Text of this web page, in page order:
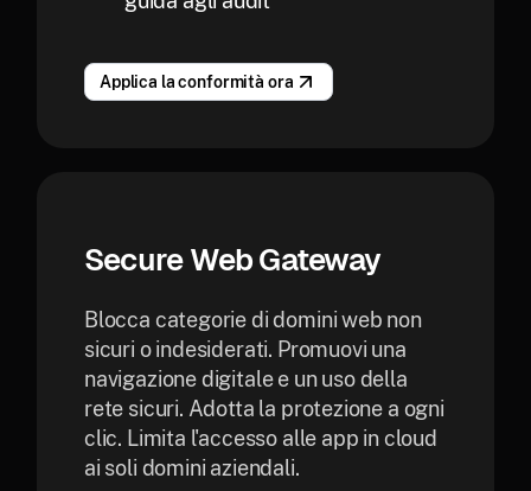
Applica la conformità ora
Secure Web Gateway
Blocca categorie di domini web non
sicuri o indesiderati. Promuovi una
navigazione digitale e un uso della
rete sicuri. Adotta la protezione a ogni
clic. Limita l'accesso alle app in cloud
ai soli domini aziendali.